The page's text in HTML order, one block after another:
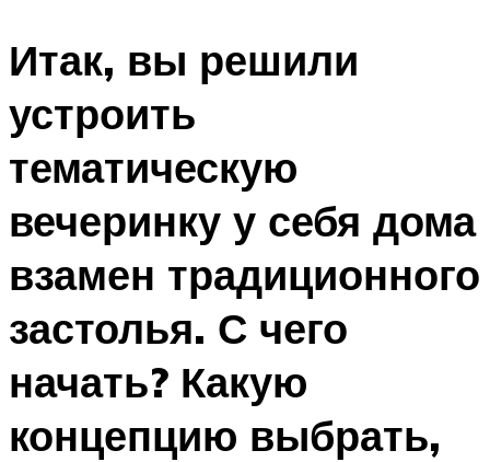
Итак, вы решили
устроить
тематическую
вечеринку у себя дома
взамен традиционного
застолья. С чего
начать? Какую
концепцию выбрать,